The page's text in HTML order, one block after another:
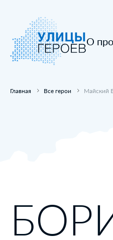
О
Главная Все герои Майский